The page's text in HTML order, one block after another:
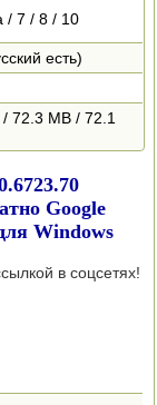
/ 7 / 8 / 10
есть)
72.3 MB / 72.1
в соцсетях!